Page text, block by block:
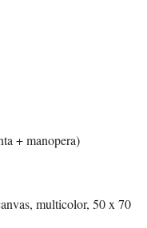
+ manopera)
multicolor, 50 x 70